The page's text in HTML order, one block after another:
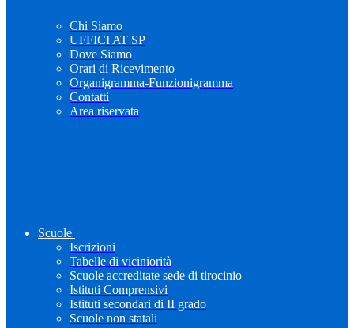
Chi Siamo
UFFICI AT SP
Dove Siamo
Orari di Ricevimento
Organigramma-Funzionigramma
Contatti
Area riservata
Scuole
Iscrizioni
Tabelle di viciniorità
Scuole accreditate sede di tirocinio
Istituti Comprensivi
Istituti secondari di II grado
Scuole non statali